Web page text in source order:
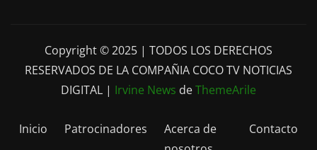
Copyright © 2025 | TODOS LOS DERECHOS
RESERVADOS DE LA COMPAÑIA COCO TV NOTICIAS
DIGITAL | Irvine News deThemeArile
Inicio Patrocinadores
Acerca de
Contacto